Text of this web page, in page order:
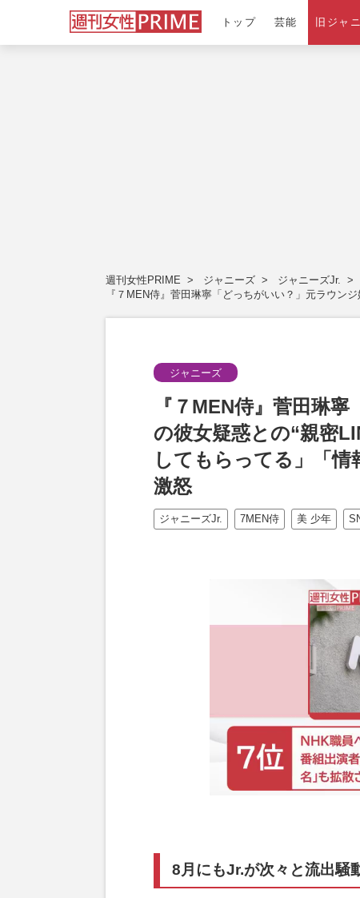
トップ 芸能 旧ジャ
週刊女性PRIME ジャニーズ ジャニーズJr.
『７MEN侍』菅田琳寧「どっちがいい？」元ラウン
ジャニーズ
『７MEN侍』菅田琳
の彼女疑惑との“親密
してもらってる」「情
激怒
ジャニーズJr. 7MEN侍 美 少年
8月にもJr.が次々と流出騒